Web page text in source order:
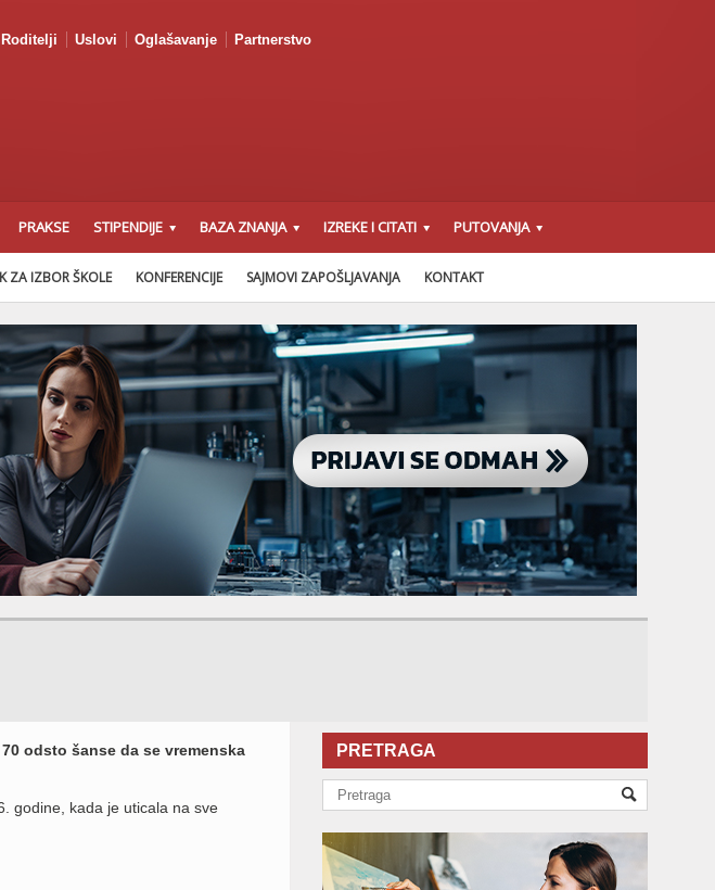
Roditelji Uslovi Oglašavanje Partnerstvo
PRAKSE STIPENDIJE BAZA ZNANJA IZREKE I CITATI PUTOVANJA
ZA IZBOR ŠKOLE KONFERENCIJE SAJMOVI ZAPOŠLJAVANJA KONTAKT
odsto šanse da se vremenska
godine, kada je uticala na sve
PRETRAGA